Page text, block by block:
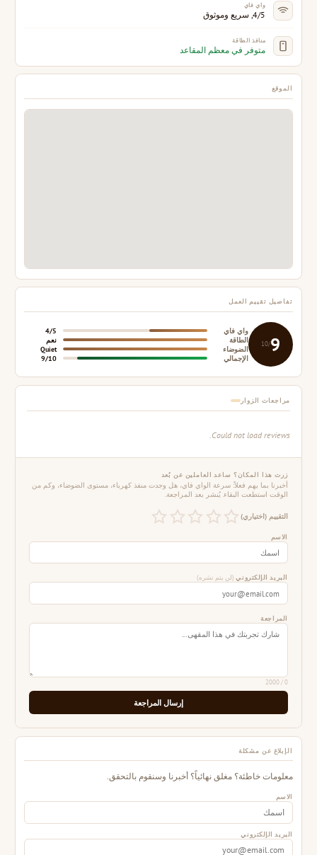
واي فاي
4/5, سريع وموثوق
منافذ الطاقة
متوفر في معظم المقاعد
الموقع
تفاصيل تقييم العمل
9
/10
واي فاي
4/5
الطاقة
نعم
الضوضاء
Quiet
الإجمالي
9/10
مراجعات الزوار
Could not load reviews.
زرت هذا المكان؟ ساعد العاملين عن بُعد
أخبرنا بما يهم فعلاً: سرعة الواي فاي، هل وجدت منفذ كهرباء، مستوى الضوضاء، وكم من
الوقت استطعت البقاء. يُنشر بعد المراجعة.
التقييم (اختياري)
الاسم
البريد الإلكتروني (لن يتم نشره)
المراجعة
0
/ 2000
إرسال المراجعة
الإبلاغ عن مشكلة
معلومات خاطئة؟ مغلق نهائياً؟ أخبرنا وسنقوم بالتحقق.
الاسم
البريد الإلكتروني